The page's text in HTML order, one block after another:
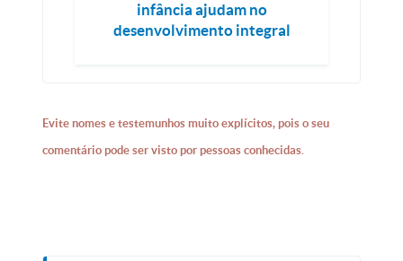
infância ajudam no
desenvolvimento integral
Evite nomes e testemunhos muito explícitos, pois o seu
comentário pode ser visto por pessoas conhecidas.